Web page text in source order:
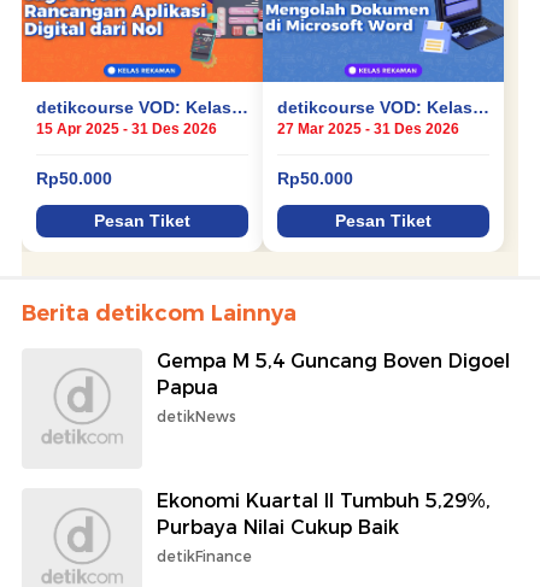
Berita detikcom Lainnya
Gempa M 5,4 Guncang Boven Digoel
Papua
detikNews
Ekonomi Kuartal II Tumbuh 5,29%,
Purbaya Nilai Cukup Baik
detikFinance